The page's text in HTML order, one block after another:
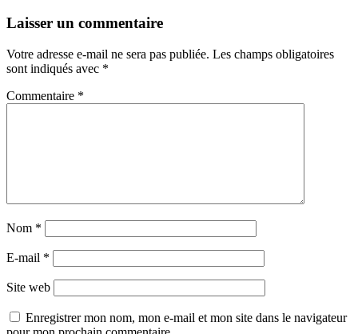
Laisser un commentaire
Votre adresse e-mail ne sera pas publiée. Les champs obligatoires
sont indiqués avec *
Commentaire *
Nom *
E-mail *
Site web
Enregistrer mon nom, mon e-mail et mon site dans le navigateur